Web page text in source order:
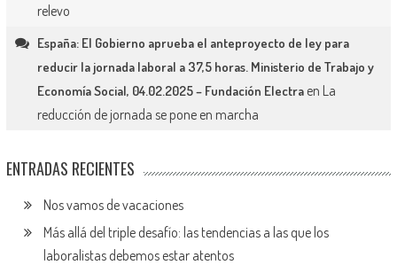
relevo
España: El Gobierno aprueba el anteproyecto de ley para
reducir la jornada laboral a 37,5 horas. Ministerio de Trabajo y
Economía Social, 04.02.2025 – Fundación Electraen La
reducción de jornada se pone en marcha
ENTRADAS RECIENTES
Nos vamos de vacaciones
Más allá del triple desafío: las tendencias a las que los
laboralistas debemos estar atentos